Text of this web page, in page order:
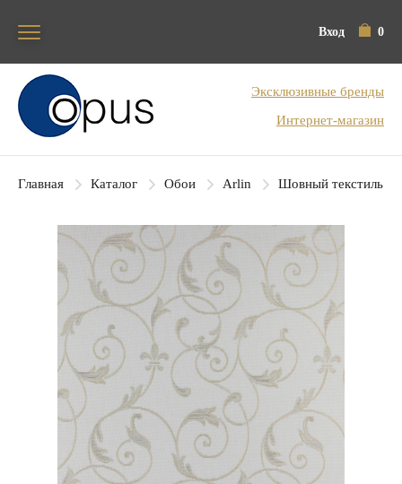
Вход 0
Блок поиска
Эксклюзивные бренды
Интернет-магазин
Главная Каталог Обои Arlin Шовный текстиль